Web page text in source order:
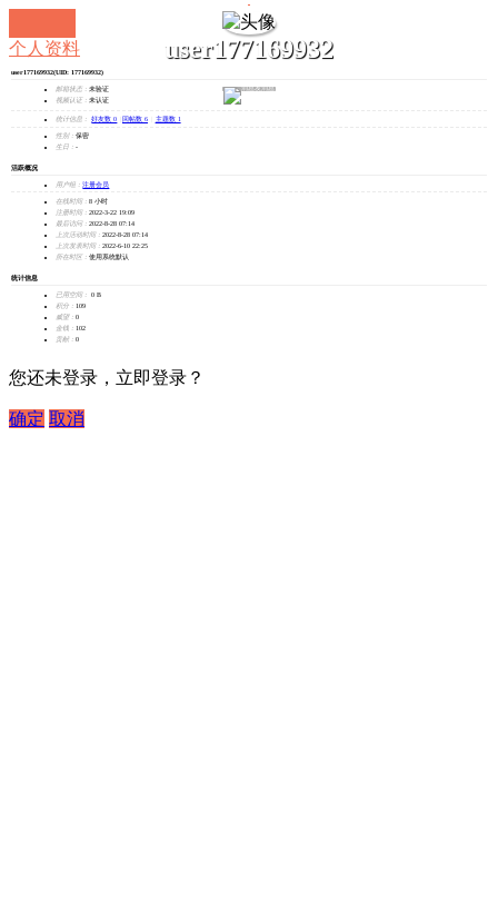
user177169932
发消息
个人资料
user177169932(UID: 177169932)
邮箱状态： 未验证
视频认证： 未认证
统计信息： 好友数 0 回帖数 6 主题数 1
性别： 保密
生日： -
活跃概况
用户组： 注册会员
在线时间： 8 小时
注册时间： 2022-3-22 19:09
最后访问： 2022-8-28 07:14
上次活动时间： 2022-8-28 07:14
上次发表时间： 2022-6-10 22:25
所在时区： 使用系统默认
统计信息
已用空间：
0 B
积分： 109
威望： 0
金钱： 102
贡献： 0
您还未登录，立即登录？
确定 取消